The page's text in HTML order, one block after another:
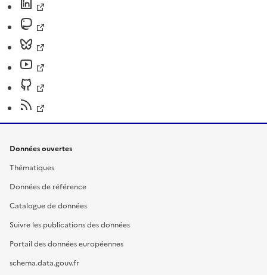
Données ouvertes
Thématiques
Données de référence
Catalogue de données
Suivre les publications des données
Portail des données européennes
schema.data.gouv.fr